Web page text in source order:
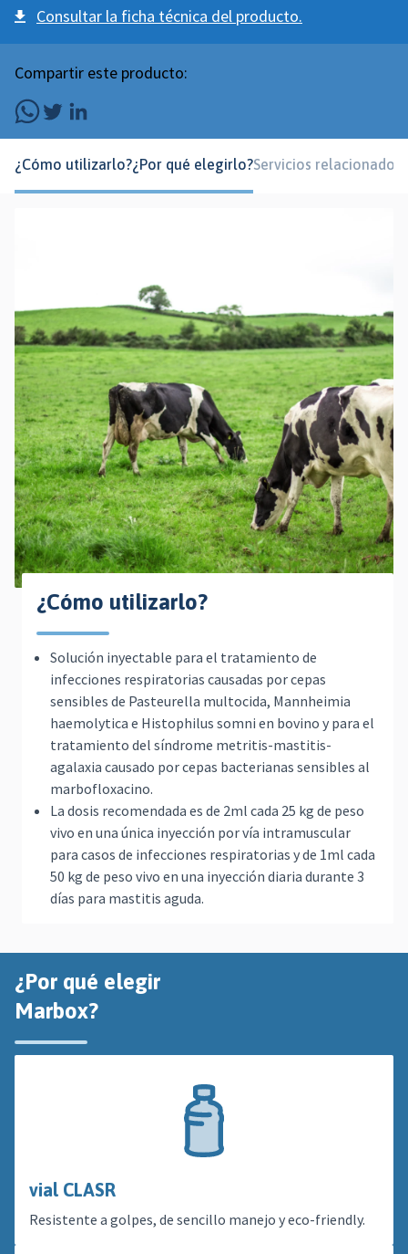
Consultar la ficha técnica del producto.
Compartir este producto:
¿Cómo utilizarlo?¿Por qué elegirlo?Servicios relacionados
¿Cómo utilizarlo?
Solución inyectable para el tratamiento de
infecciones respiratorias causadas por cepas
sensibles de Pasteurella multocida, Mannheimia
haemolytica e Histophilus somni en bovino y para el
tratamiento del síndrome metritis-mastitis-
agalaxia causado por cepas bacterianas sensibles al
marbofloxacino.
La dosis recomendada es de 2ml cada 25 kg de peso
vivo en una única inyección por vía intramuscular
para casos de infecciones respiratorias y de 1ml cada
50 kg de peso vivo en una inyección diaria durante 3
días para mastitis aguda.
¿Por qué elegir
Marbox?
vial CLASR
Resistente a golpes, de sencillo manejo y eco-friendly.